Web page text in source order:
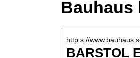
Bauhaus
http s://
BARSTOL